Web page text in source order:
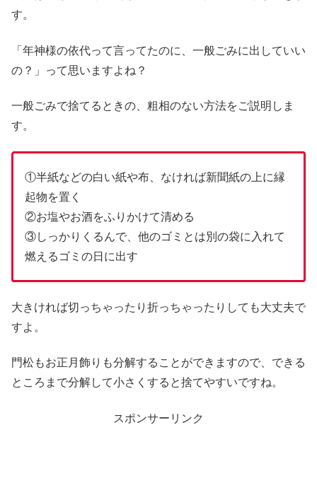
す。
「年神様の依代って言ってたのに、一般ごみに出していい
の？」って思いますよね？
一般ごみで捨てるときの、粗相のない方法をご説明しま
す。
①半紙などの白い紙や布、なければ新聞紙の上に縁
起物を置く
②お塩やお酒をふりかけて清める
③しっかりくるんで、他のゴミとは別の袋に入れて
燃えるゴミの日に出す
大きければ切っちゃったり折っちゃったりしても大丈夫で
すよ。
門松もお正月飾りも分解することができますので、できる
ところまで分解して小さくすると捨てやすいですね。
スポンサーリンク